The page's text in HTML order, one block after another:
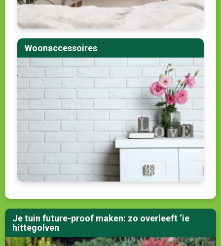
Woonaccessoires
Je tuin future-proof maken: zo overleeft ‘ie
hittegolven